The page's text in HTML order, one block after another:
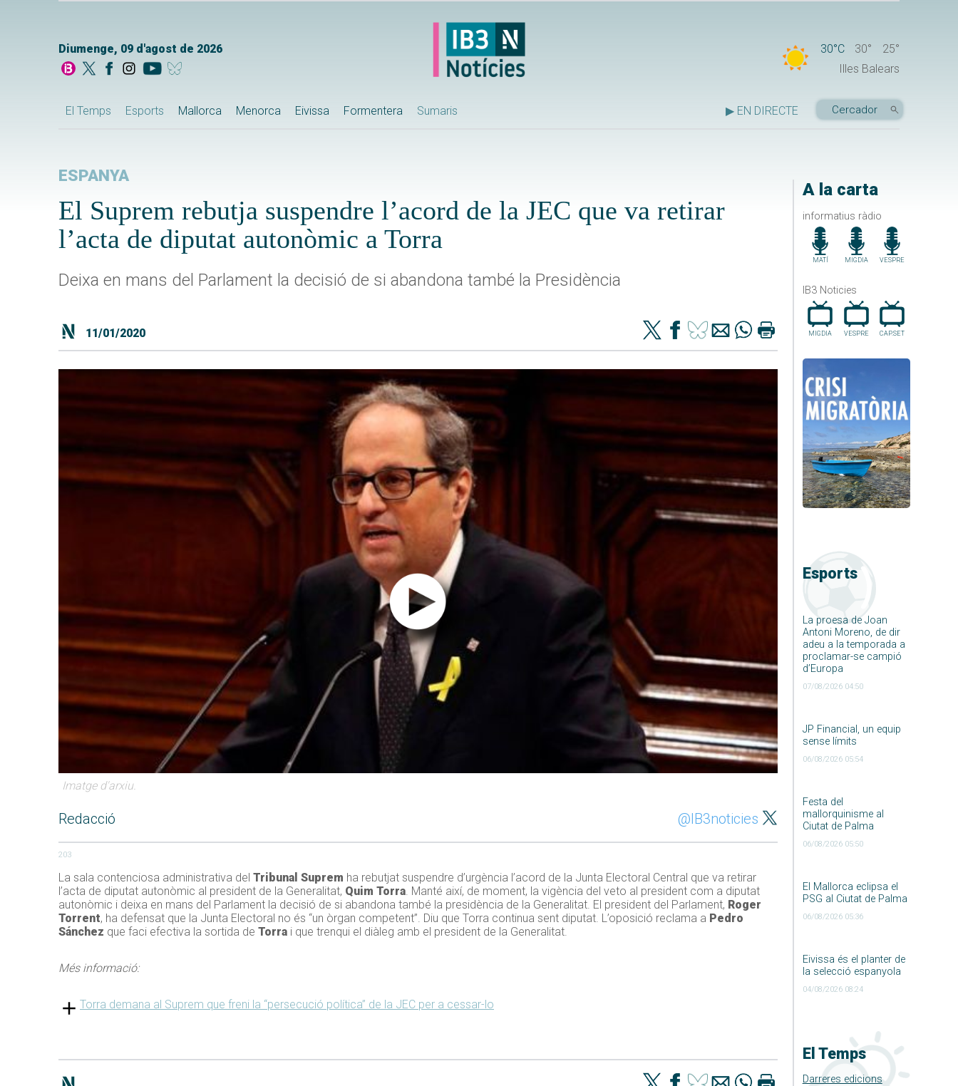
Diumenge, 09 d'agost de 2026 30°C 30°
25°
Illes Balears
El Temps Esports Mallorca Menorca Eivissa Formentera Sumaris ▶ EN DIRECTE
A la carta
informatius ràdio
MATÍ MIGDIA VESPRE
IB3 Noticies
MIGDIA VESPRE CAP.SET
Esports
La proesa de Joan
Antoni Moreno, de dir
adeu a la temporada a
proclamar-se campió
d’Europa
07/08/2026 04:50
JP Financial, un equip
sense límits
06/08/2026 05:54
Festa del
mallorquinisme al
Ciutat de Palma
06/08/2026 05:50
El Mallorca eclipsa el
PSG al Ciutat de Palma
06/08/2026 05:36
Eivissa és el planter de
la selecció espanyola
04/08/2026 08:24
El Temps
Darreres edicions
ESPANYA
El Suprem rebutja suspendre l’acord de la JEC que va retirar
l’acta de diputat autonòmic a Torra
Deixa en mans del Parlament la decisió de si abandona també la Presidència
11/01/2020
Imatge d'arxiu.
Redacció @IB3noticies
203
La sala contenciosa administrativa del Tribunal Suprem ha rebutjat suspendre d’urgència l’acord de la Junta Electoral Central que va retirar
l’acta de diputat autonòmic al president de la Generalitat, Quim Torra. Manté així, de moment, la vigència del veto al president com a diputat
autonòmic i deixa en mans del Parlament la decisió de si abandona també la presidència de la Generalitat. El president del Parlament, Roger
Torrent, ha defensat que la Junta Electoral no és “un òrgan competent”. Diu que Torra continua sent diputat. L’oposició reclama a Pedro
Sánchez que faci efectiva la sortida de Torra i que trenqui el diàleg amb el president de la Generalitat.
Més informació:
Torra demana al Suprem que freni la “persecució política” de la JEC per a cessar-lo